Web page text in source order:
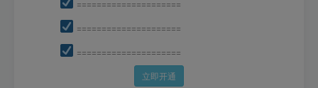
=====================
=====================
=====================
立即开通